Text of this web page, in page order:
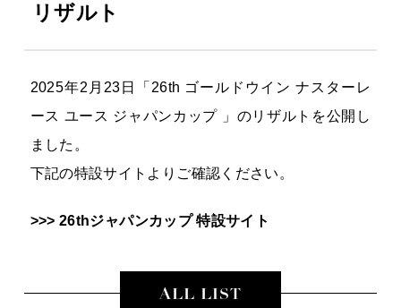
リザルト
2025年2月23日「26th ゴールドウイン ナスターレ
ース ユース ジャパンカップ 」のリザルトを公開し
ました。
下記の特設サイトよりご確認ください。
>>> 26thジャパンカップ 特設サイト
ALL LIST